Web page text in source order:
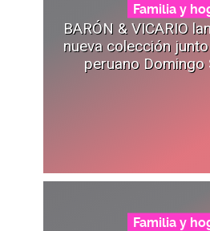
Familia y
BARÓN & VICARIO
nueva colección
peruano Domingo
Familia y